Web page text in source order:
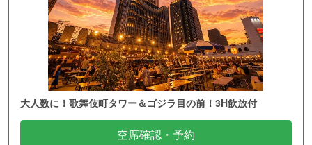
大人数に！歌舞伎町タワー＆ゴジラ目の前！3H飲放付
空席確認・予約